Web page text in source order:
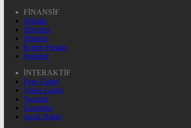
FİNANSİF
Altınlar
Dövizler
Hisseler
Kripto Paralar
Pariteler
İNTERAKTİF
Foto Galeri
Video Galeri
Yazarlar
Gazeteler
Sıcak Haber